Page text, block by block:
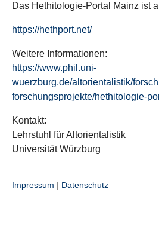
Das Hethitologie-Portal Mainz ist
https://hethport.net/
Weitere Informationen:
https://www.phil.uni-
wuerzburg.de/altorientalistik/
forschungsprojekte/hethitologie-
Kontakt:
Lehrstuhl für Altorientalistik
Universität Würzburg
Impressum | Datenschutz